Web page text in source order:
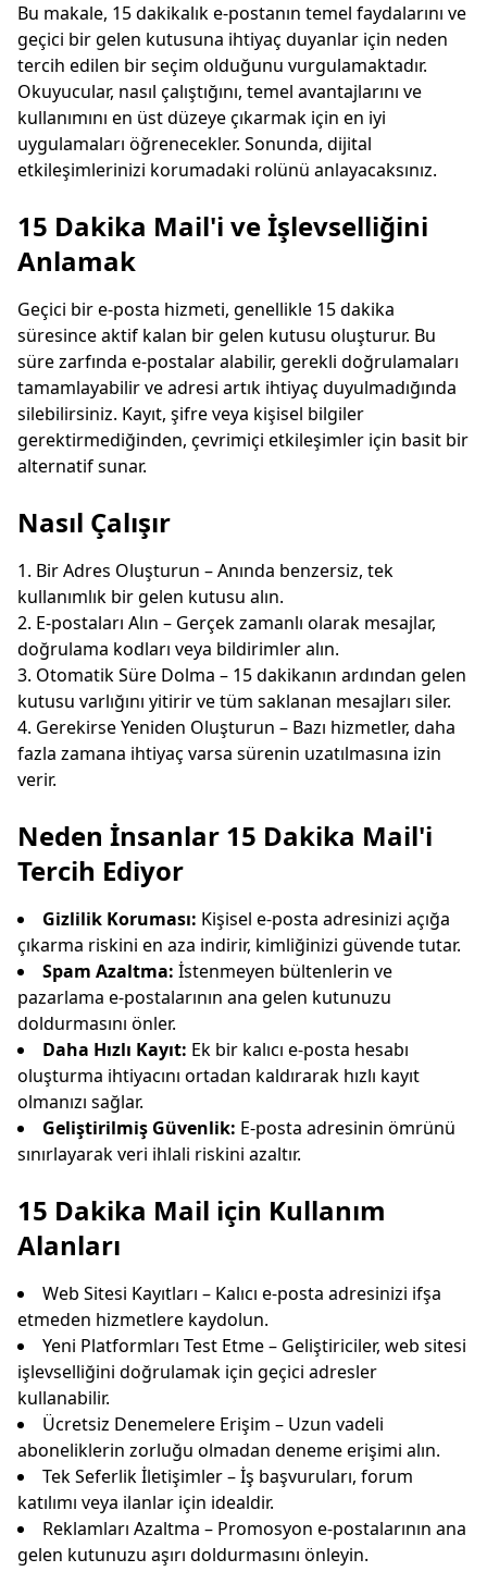
Kopyala QR
Sonraki yenileme15saniye içinde
Gelen e-postaları bekliyor...
Bu makale, 15 dakikalık e-postanın temel faydalarını ve
geçici bir gelen kutusuna ihtiyaç duyanlar için neden
tercih edilen bir seçim olduğunu vurgulamaktadır.
Okuyucular, nasıl çalıştığını, temel avantajlarını ve
kullanımını en üst düzeye çıkarmak için en iyi
uygulamaları öğrenecekler. Sonunda, dijital
etkileşimlerinizi korumadaki rolünü anlayacaksınız.
15 Dakika Mail'i ve İşlevselliğini
Anlamak
Geçici bir e-posta hizmeti, genellikle 15 dakika
süresince aktif kalan bir gelen kutusu oluşturur. Bu
süre zarfında e-postalar alabilir, gerekli doğrulamaları
tamamlayabilir ve adresi artık ihtiyaç duyulmadığında
silebilirsiniz. Kayıt, şifre veya kişisel bilgiler
gerektirmediğinden, çevrimiçi etkileşimler için basit bir
alternatif sunar.
Nasıl Çalışır
Bir Adres Oluşturun – Anında benzersiz, tek
kullanımlık bir gelen kutusu alın.
E-postaları Alın – Gerçek zamanlı olarak mesajlar,
doğrulama kodları veya bildirimler alın.
Otomatik Süre Dolma – 15 dakikanın ardından gelen
kutusu varlığını yitirir ve tüm saklanan mesajları siler.
Gerekirse Yeniden Oluşturun – Bazı hizmetler, daha
fazla zamana ihtiyaç varsa sürenin uzatılmasına izin
verir.
Neden İnsanlar 15 Dakika Mail'i
Tercih Ediyor
Gizlilik Koruması: Kişisel e-posta adresinizi açığa
çıkarma riskini en aza indirir, kimliğinizi güvende tutar.
Spam Azaltma: İstenmeyen bültenlerin ve
pazarlama e-postalarının ana gelen kutunuzu
doldurmasını önler.
Daha Hızlı Kayıt: Ek bir kalıcı e-posta hesabı
oluşturma ihtiyacını ortadan kaldırarak hızlı kayıt
olmanızı sağlar.
Geliştirilmiş Güvenlik: E-posta adresinin ömrünü
sınırlayarak veri ihlali riskini azaltır.
15 Dakika Mail için Kullanım
Alanları
Web Sitesi Kayıtları – Kalıcı e-posta adresinizi ifşa
etmeden hizmetlere kaydolun.
Yeni Platformları Test Etme – Geliştiriciler, web sitesi
işlevselliğini doğrulamak için geçici adresler
kullanabilir.
Ücretsiz Denemelere Erişim – Uzun vadeli
aboneliklerin zorluğu olmadan deneme erişimi alın.
Tek Seferlik İletişimler – İş başvuruları, forum
katılımı veya ilanlar için idealdir.
Reklamları Azaltma – Promosyon e-postalarının ana
gelen kutunuzu aşırı doldurmasını önleyin.